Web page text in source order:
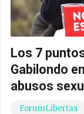
Los 7
Gabilondo
abusos
ForumLibertas